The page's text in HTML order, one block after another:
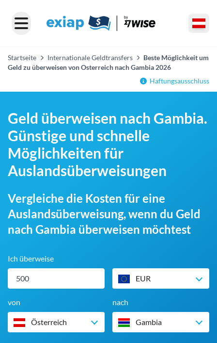
Startseite Internationale Geldtransfers
Beste Möglichkeit um
Geld zu überweisen von Osterreich nach Gambia 2026
Haftungsausschluss
Geld überweisen nach Gambia.
Günstige und schnelle
Möglichkeiten für
Auslandsüberweisungen
Vergleiche die Kosten für eine
Auslandsüberweisung, wenn du Geld
nach Gambia überweisen möchtest
Ich überweise
EUR
von
Österreich
nach
Gambia